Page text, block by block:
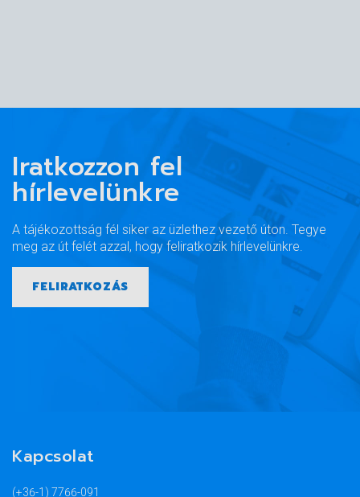
Iratkozzon fel
hírlevelünkre
A tájékozottság fél siker az üzlethez vezető úton. Tegye
meg az út felét azzal, hogy feliratkozik hírlevelünkre.
FELIRATKOZÁS
Kapcsolat
(+36-1) 7766-091